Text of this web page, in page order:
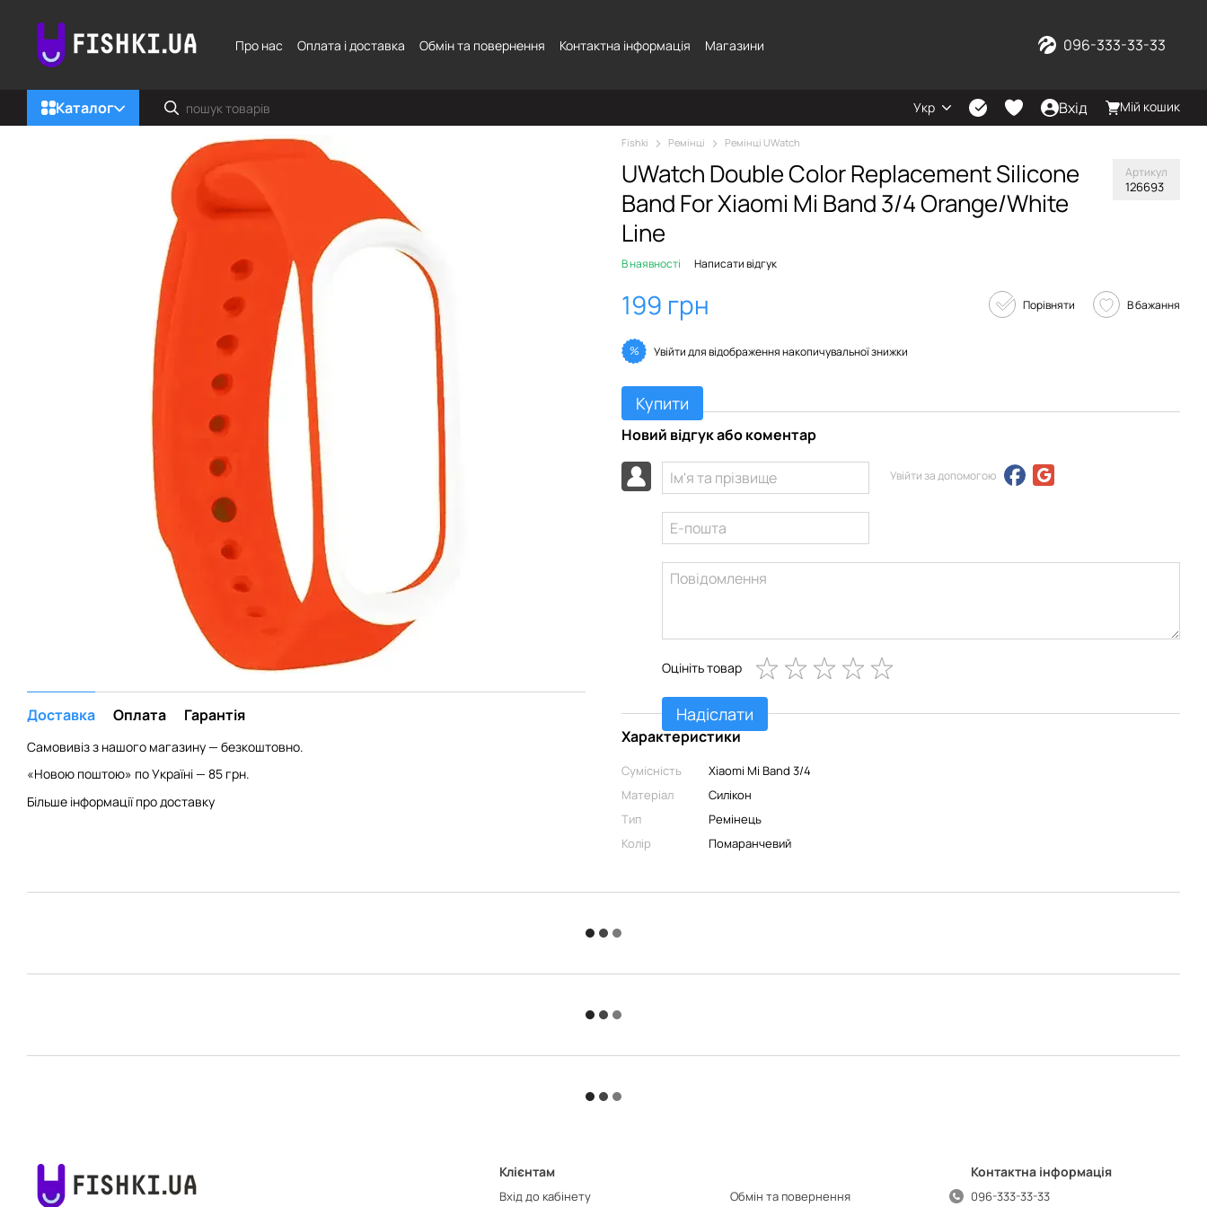
Про нас
Оплата і доставка Обмін та повернення Контактна інформація Магазини 096-333-33-33
Каталог Укр Вхід Мій кошик
Доставка Оплата Гарантія
Самовивіз з нашого магазину — безкоштовно.
«Новою поштою» по Україні — 85 грн.
Більше інформації про доставку
Fishki Ремінці Ремінці UWatch
UWatch Double Color Replacement Silicone
Band For Xiaomi Mi Band 3/4 Orange/White
Line
Артикул
126693
В наявності Написати відгук
199 грн Порівняти В бажання
% Увійтидля відображення накопичувальної знижки
Купити
Новий відгук або коментар
Увійти за допомогою
Оцініть товар
Надіслати
Характеристики
Сумісність
Xiaomi Mi Band 3/4
Матеріал
Силікон
Тип
Ремінець
Колір
Помаранчевий
Клієнтам
Вхід до кабінету Обмін та повернення
Контактна інформація
096-333-33-33